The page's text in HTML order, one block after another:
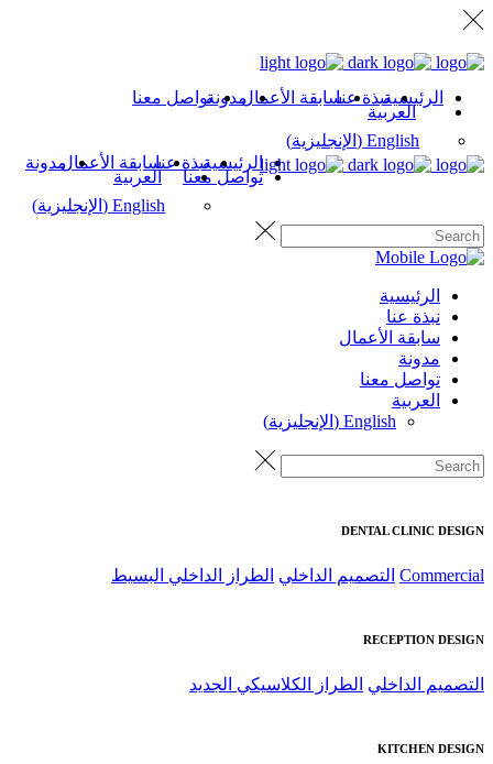
الرئيسيةنبذة عناسابقة الأعمالمدونةتواصل معنا
العربية
English
( الإنجليزية)
الرئيسيةنبذة عناسابقة الأعمالمدونة
تواصل معنا
العربية
English
( الإنجليزية)
الرئيسية
نبذة عنا
سابقة الأعمال
مدونة
تواصل معنا
العربية
English
( الإنجليزية)
DENTAL CLINIC DESIGN
Commercial التصميم الداخلي الطراز الداخلي البسيط
RECEPTION DESIGN
التصميم الداخلي الطراز الكلاسيكي الجديد
KITCHEN DESIGN